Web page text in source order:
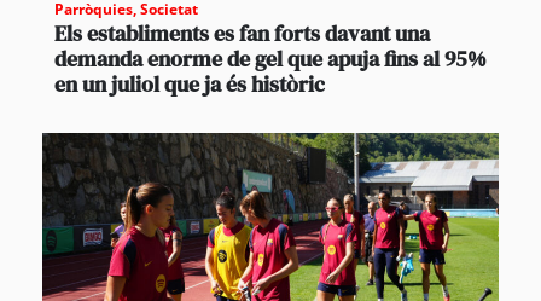
Parròquies,Societat
Els establiments es fan forts davant una
demanda enorme de gel que apuja fins al 95%
en un juliol que ja és històric